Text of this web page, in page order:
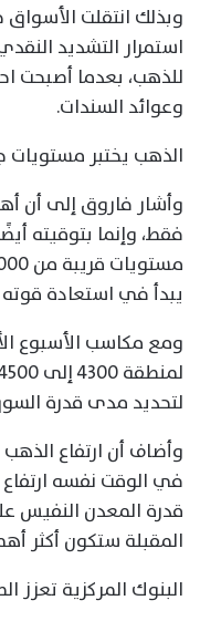
وبذلك انتقلت
استمرار التشديد
للذهب، بعدما أصبحت
وعوائد السندات.
الذهب يختبر مستويات
وأشار فاروق إلى أن
فقط، وإنما بتوقيته
يبدأ في استعادة قوته
ومع مكاسب الأسبوع
لتحديد مدى قدرة
في الوقت نفسه ارتفاع
قدرة المعدن النفيس
المقبلة ستكون أكثر
البنوك المركزية